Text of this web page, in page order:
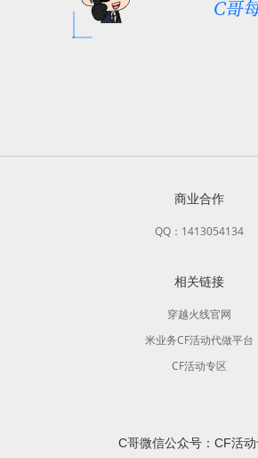
商业合作
QQ：1413054134
相关链接
穿越火线官网
米业务CF活动代做平台
CF活动专区
C哥微信公众号：CF活